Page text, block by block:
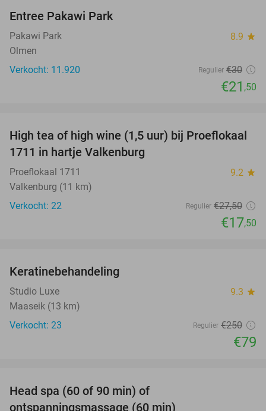
Entree Pakawi Park
Pakawi Park 8.9 star
Olmen
Verkocht: 11.920
Regulier €30
€21 ,50
36%
High tea of high wine (1,5 uur) bij Proeflokaal
1711 in hartje Valkenburg
Proeflokaal 1711 9.2 star
Valkenburg (11 km)
Verkocht: 22
Regulier €27,50
€17,50
Keratinebehandeling
Studio Luxe 9.3 star
Maaseik (13 km)
Verkocht: 23
Regulier €250
€79
Head spa (60 of 90 min) of
ontspanningsmassage (60 min)